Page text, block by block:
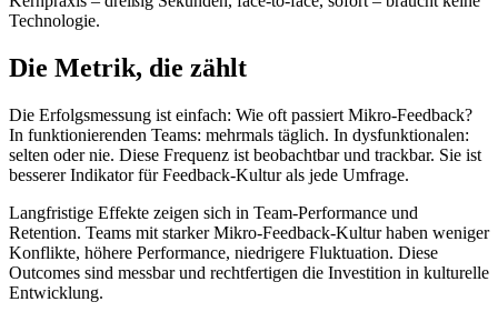
Technologie.
Die Metrik, die zählt
Die Erfolgsmessung ist einfach: Wie oft passiert Mikro-Feedback?
In funktionierenden Teams: mehrmals täglich. In dysfunktionalen:
selten oder nie. Diese Frequenz ist beobachtbar und trackbar. Sie ist
besserer Indikator für Feedback-Kultur als jede Umfrage.
Langfristige Effekte zeigen sich in Team-Performance und
Retention. Teams mit starker Mikro-Feedback-Kultur haben weniger
Konflikte, höhere Performance, niedrigere Fluktuation. Diese
Outcomes sind messbar und rechtfertigen die Investition in kulturelle
Entwicklung.